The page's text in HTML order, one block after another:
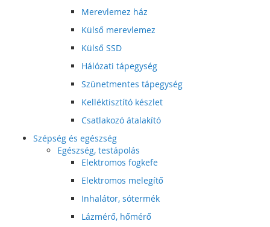
Merevlemez ház
Külső merevlemez
Külső SSD
Hálózati tápegység
Szünetmentes tápegység
Kelléktisztító készlet
Csatlakozó átalakító
Szépség és egészség
Egészség, testápolás
Elektromos fogkefe
Elektromos melegítő
Inhalátor, sótermék
Lázmérő, hőmérő